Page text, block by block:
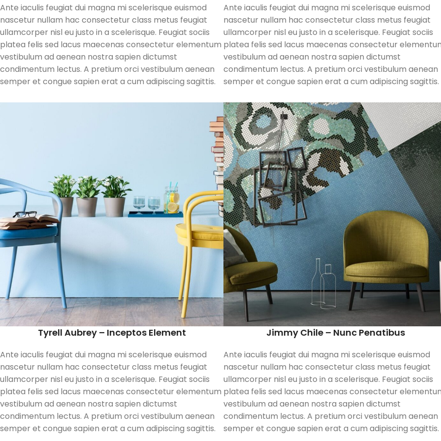
Ante iaculis feugiat dui magna mi scelerisque euismod
nascetur nullam hac consectetur class metus feugiat
ullamcorper nisl eu justo in a scelerisque. Feugiat sociis
platea felis sed lacus maecenas consectetur elementum
vestibulum ad aenean nostra sapien dictumst
condimentum lectus. A pretium orci vestibulum aenean
semper et congue sapien erat a cum adipiscing sagittis.
Ante iaculis feugiat dui magna mi scelerisque euismod
nascetur nullam hac consectetur class metus feugiat
ullamcorper nisl eu justo in a scelerisque. Feugiat sociis
platea felis sed lacus maecenas consectetur
vestibulum ad aenean nostra sapien dictumst
condimentum lectus. A pretium orci vestibulum aenean
semper et congue sapien erat a cum adipiscing sagittis.
Tyrell Aubrey – Inceptos Element
Ante iaculis feugiat dui magna mi scelerisque euismod
nascetur nullam hac consectetur class metus feugiat
ullamcorper nisl eu justo in a scelerisque. Feugiat sociis
platea felis sed lacus maecenas consectetur elementum
vestibulum ad aenean nostra sapien dictumst
condimentum lectus. A pretium orci vestibulum aenean
semper et congue sapien erat a cum adipiscing sagittis.
Jimmy Chile – Nunc Penatibus
Ante iaculis feugiat dui magna mi scelerisque euismod
nascetur nullam hac consectetur class metus feugiat
ullamcorper nisl eu justo in a scelerisque. Feugiat sociis
platea felis sed lacus maecenas consectetur
vestibulum ad aenean nostra sapien dictumst
condimentum lectus. A pretium orci vestibulum aenean
semper et congue sapien erat a cum adipiscing sagittis.